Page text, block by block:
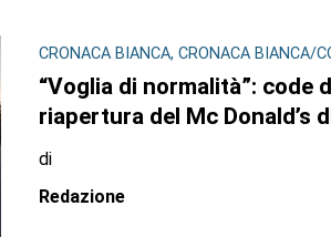
CRONACA BIANCA, CRONACA BIANCA/
“Voglia di normalità”: code
riapertura del Mc Donald’s
di
Redazione